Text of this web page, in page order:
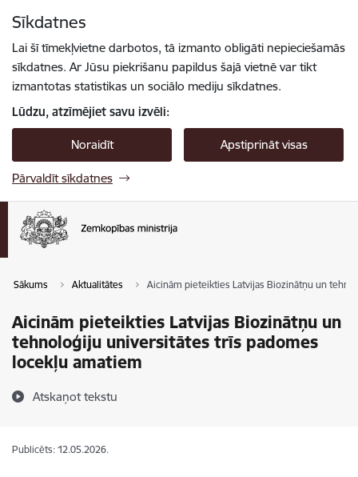
Sīkdatnes
Lai šī tīmekļvietne darbotos, tā izmanto obligāti nepieciešamās
sīkdatnes. Ar Jūsu piekrišanu papildus šajā vietnē var tikt
izmantotas statistikas un sociālo mediju sīkdatnes.
Lūdzu, atzīmējiet savu izvēli:
Noraidīt Apstiprināt visas
Pārvaldīt sīkdatnes
Sākums Aktualitātes Aicinām pieteikties Latvijas Biozinātņu un
Aicinām pieteikties Latvijas Biozinātņu un
tehnoloģiju universitātes trīs padomes
locekļu amatiem
Atskaņot tekstu
Publicēts: 12.05.2026.